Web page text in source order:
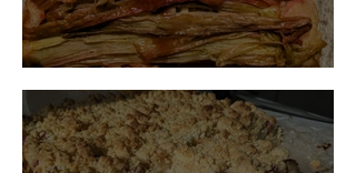
Gâteau renversé à la rhubarbe